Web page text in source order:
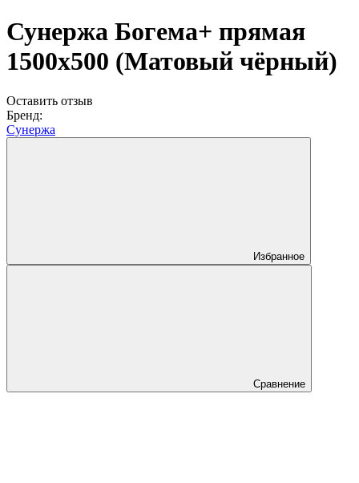
Сунержа Богема+ прямая
1500х500 (Матовый чёрный)
Оставить отзыв
Бренд:
Сунержа
Избранное
Сравнение